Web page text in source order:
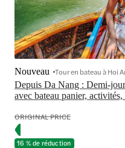
Depuis Da Nang : Demi-
avec bateau panier,
Nouveau Tour en bateau à Hoi
ORIGINAL PRICE
16 % de réduction